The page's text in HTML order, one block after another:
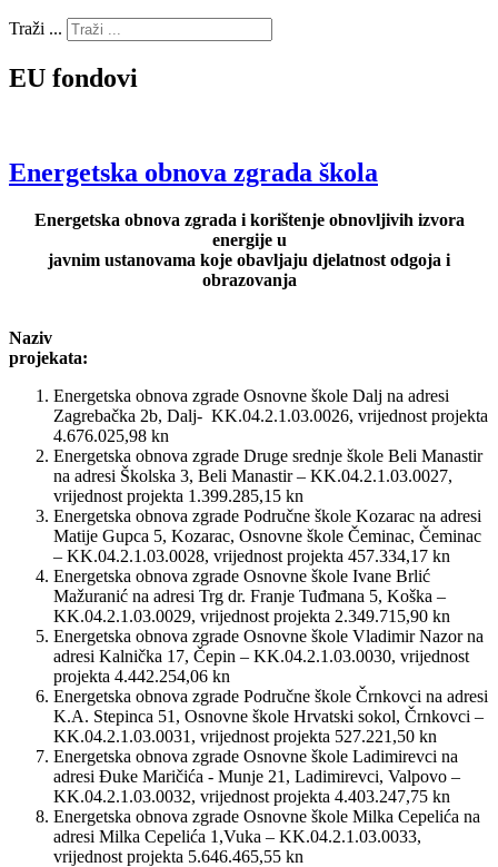
Traži ...
EU fondovi
Energetska obnova zgrada škola
Energetska obnova zgrada i korištenje obnovljivih izvora
energije u
javnim ustanovama koje obavljaju djelatnost odgoja i
obrazovanja
Naziv
projekata:
Energetska obnova zgrade Osnovne škole Dalj na adresi
Zagrebačka 2b, Dalj- KK.04.2.1.03.0026, vrijednost projekta
4.676.025,98 kn
Energetska obnova zgrade Druge srednje škole Beli Manastir
na adresi Školska 3, Beli Manastir – KK.04.2.1.03.0027,
vrijednost projekta 1.399.285,15 kn
Energetska obnova zgrade Područne škole Kozarac na adresi
Matije Gupca 5, Kozarac, Osnovne škole Čeminac, Čeminac
– KK.04.2.1.03.0028, vrijednost projekta 457.334,17 kn
Energetska obnova zgrade Osnovne škole Ivane Brlić
Mažuranić na adresi Trg dr. Franje Tuđmana 5, Koška –
KK.04.2.1.03.0029, vrijednost projekta 2.349.715,90 kn
Energetska obnova zgrade Osnovne škole Vladimir Nazor na
adresi Kalnička 17, Čepin – KK.04.2.1.03.0030, vrijednost
projekta 4.442.254,06 kn
Energetska obnova zgrade Područne škole Črnkovci na adresi
K.A. Stepinca 51, Osnovne škole Hrvatski sokol, Črnkovci –
KK.04.2.1.03.0031, vrijednost projekta 527.221,50 kn
Energetska obnova zgrade Osnovne škole Ladimirevci na
adresi Đuke Maričića - Munje 21, Ladimirevci, Valpovo –
KK.04.2.1.03.0032, vrijednost projekta 4.403.247,75 kn
Energetska obnova zgrade Osnovne škole Milka Cepelića na
adresi Milka Cepelića 1,Vuka – KK.04.2.1.03.0033,
vrijednost projekta 5.646.465,55 kn